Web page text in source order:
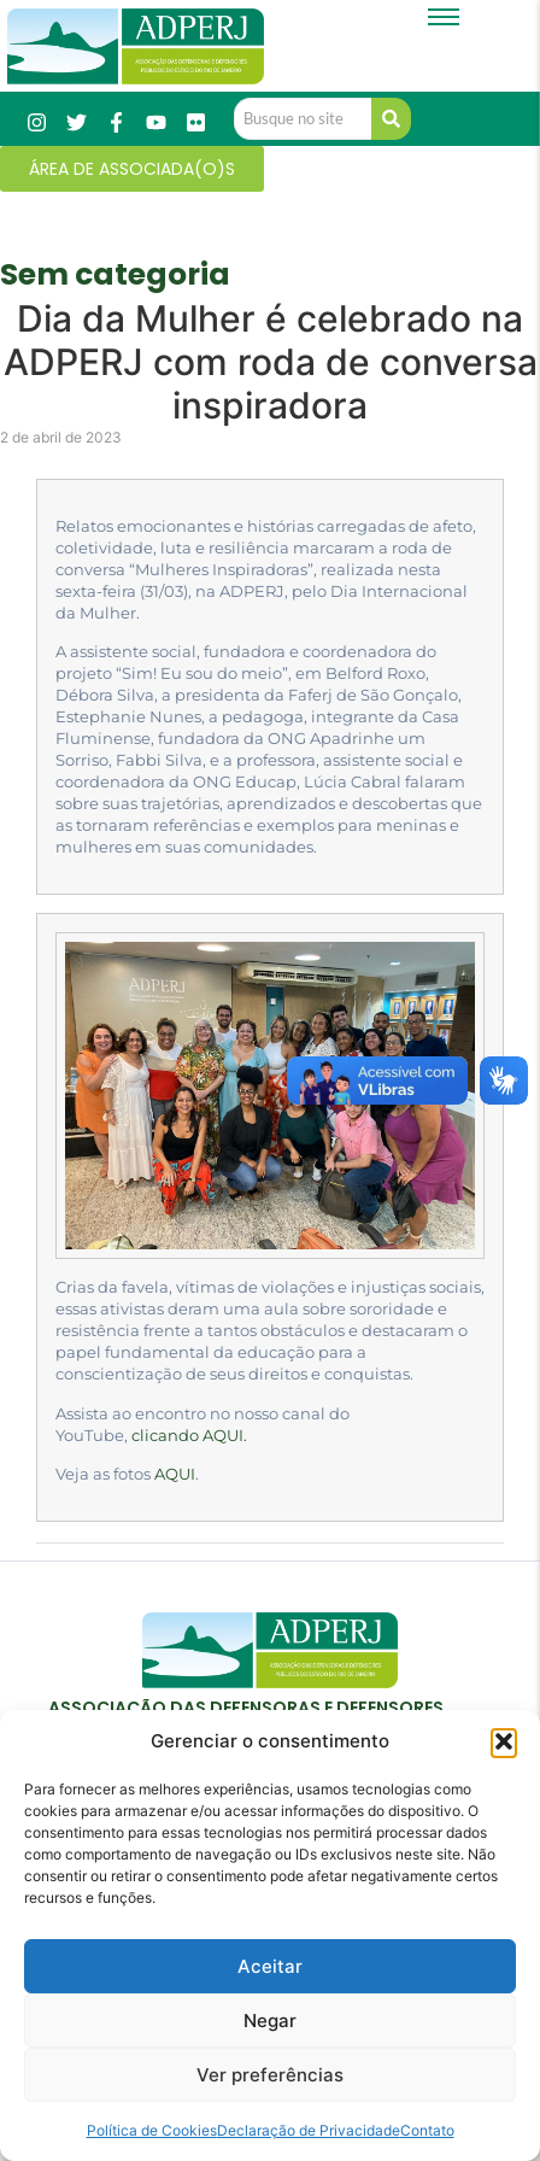
Gerenciar o consentimento
Para fornecer as melhores experiências, usamos tecnologias como
cookies para armazenar e/ou acessar informações do dispositivo. O
consentimento para essas tecnologias nos permitirá processar dados
como comportamento de navegação ou IDs exclusivos neste site. Não
consentir ou retirar o consentimento pode afetar negativamente certos
recursos e funções.
Aceitar
Negar
Ver preferências
Política de CookiesDeclaração de PrivacidadeContato
ÁREA DE ASSOCIADA(O)S
Sem categoria
Dia da Mulher é celebrado na
ADPERJ com roda de conversa
inspiradora
2 de abril de 2023
Relatos emocionantes e histórias carregadas de afeto,
coletividade, luta e resiliência marcaram a roda de
conversa “Mulheres Inspiradoras”, realizada nesta
sexta-feira (31/03), na ADPERJ, pelo Dia Internacional
da Mulher.
A assistente social, fundadora e coordenadora do
projeto “Sim! Eu sou do meio”, em Belford Roxo,
Débora Silva, a presidenta da Faferj de São Gonçalo,
Estephanie Nunes, a pedagoga, integrante da Casa
Fluminense, fundadora da ONG Apadrinhe um
Sorriso, Fabbi Silva, e a professora, assistente social e
coordenadora da ONG Educap, Lúcia Cabral falaram
sobre suas trajetórias, aprendizados e descobertas que
as tornaram referências e exemplos para meninas e
mulheres em suas comunidades.
Crias da favela, vítimas de violações e injustiças sociais,
essas ativistas deram uma aula sobre sororidade e
resistência frente a tantos obstáculos e destacaram o
papel fundamental da educação para a
conscientização de seus direitos e conquistas.
Assista ao encontro no nosso canal do
YouTube, clicando AQUI.
Veja as fotos AQUI.
ASSOCIAÇÃO DAS DEFENSORAS E DEFENSORES
PÚBLICOS DO ESTADO DO RIO DE JANEIRO
Contato
adperj@adperj.com.br
(21) 2220-6022
Janeiro - RJ - CEP: 20011-020